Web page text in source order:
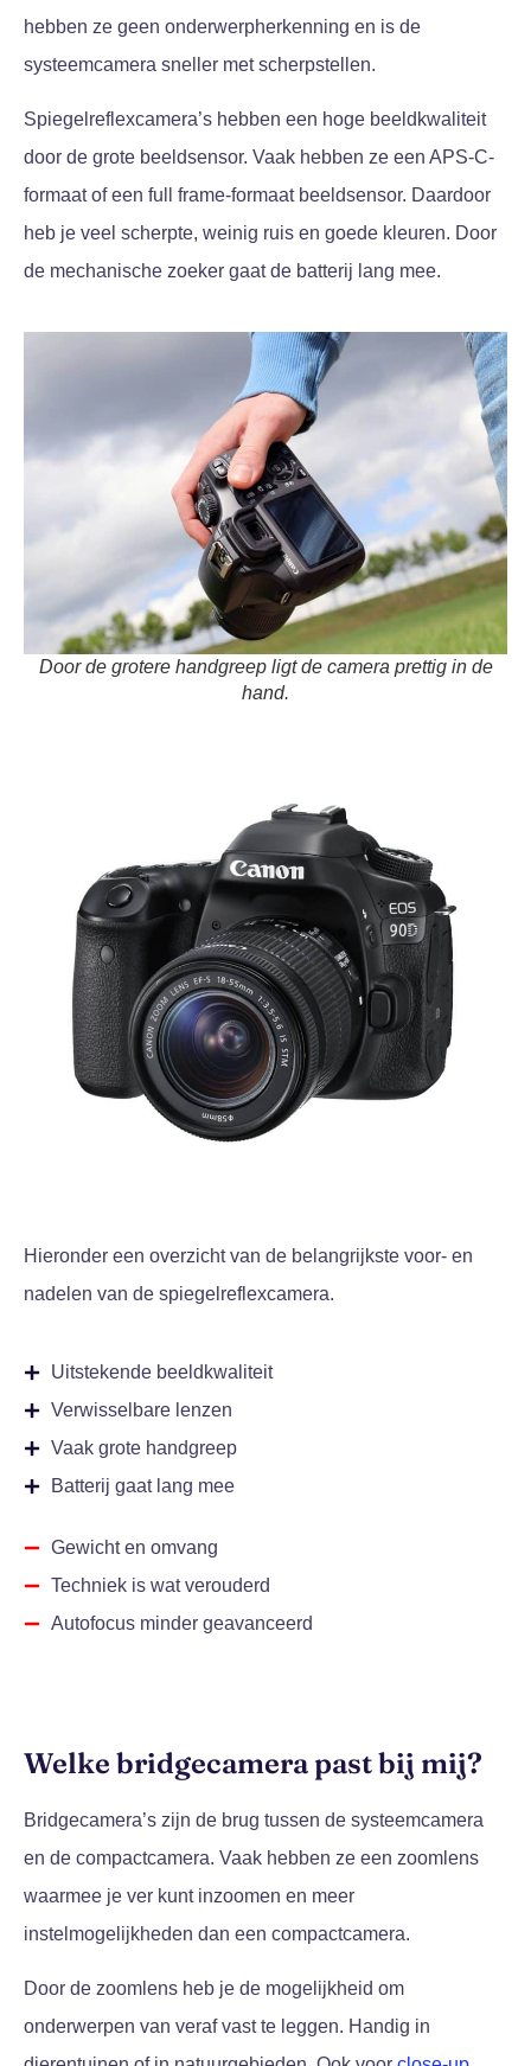
hebben ze geen onderwerpherkenning en is de
systeemcamera sneller met scherpstellen.
Spiegelreflexcamera’s hebben een hoge beeldkwaliteit
door de grote beeldsensor. Vaak hebben ze een APS-C-
formaat of een full frame-formaat beeldsensor. Daardoor
heb je veel scherpte, weinig ruis en goede kleuren. Door
de mechanische zoeker gaat de batterij lang mee.
Door de grotere handgreep ligt de camera prettig in de
hand.
Hieronder een overzicht van de belangrijkste voor- en
nadelen van de spiegelreflexcamera.
Uitstekende beeldkwaliteit
Verwisselbare lenzen
Vaak grote handgreep
Batterij gaat lang mee
Gewicht en omvang
Techniek is wat verouderd
Autofocus minder geavanceerd
Welke bridgecamera past bij mij?
Bridgecamera’s zijn de brug tussen de systeemcamera
en de compactcamera. Vaak hebben ze een zoomlens
waarmee je ver kunt inzoomen en meer
instelmogelijkheden dan een compactcamera.
Door de zoomlens heb je de mogelijkheid om
onderwerpen van veraf vast te leggen. Handig in